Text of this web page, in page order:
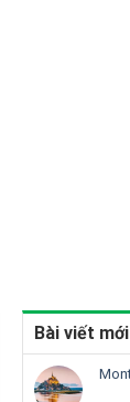
Bài viết